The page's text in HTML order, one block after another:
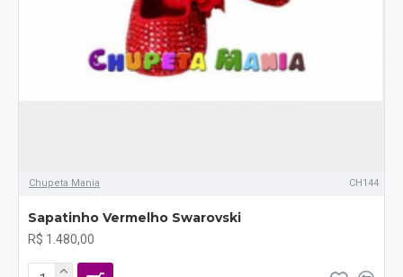
Chupeta Mania CH144
Sapatinho Vermelho Swarovski
R$ 1.480,00